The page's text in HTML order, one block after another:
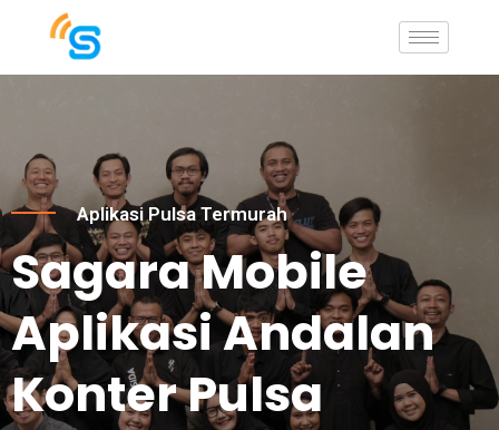
Aplikasi Pulsa Termurah
Sagara Mobile
Aplikasi Andalan
Konter Pulsa